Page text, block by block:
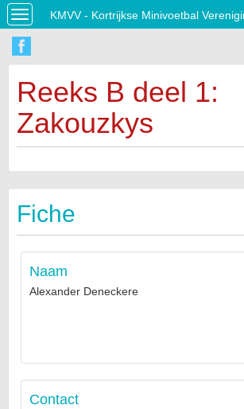
Toggle
navigation
KMVV - Kortrijkse Minivoetbal
Reeks B deel 1:
Zakouzkys
Fiche
Naam
Alexander Deneckere
Contact